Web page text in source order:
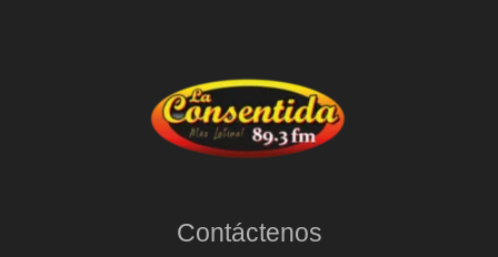
Contáctenos